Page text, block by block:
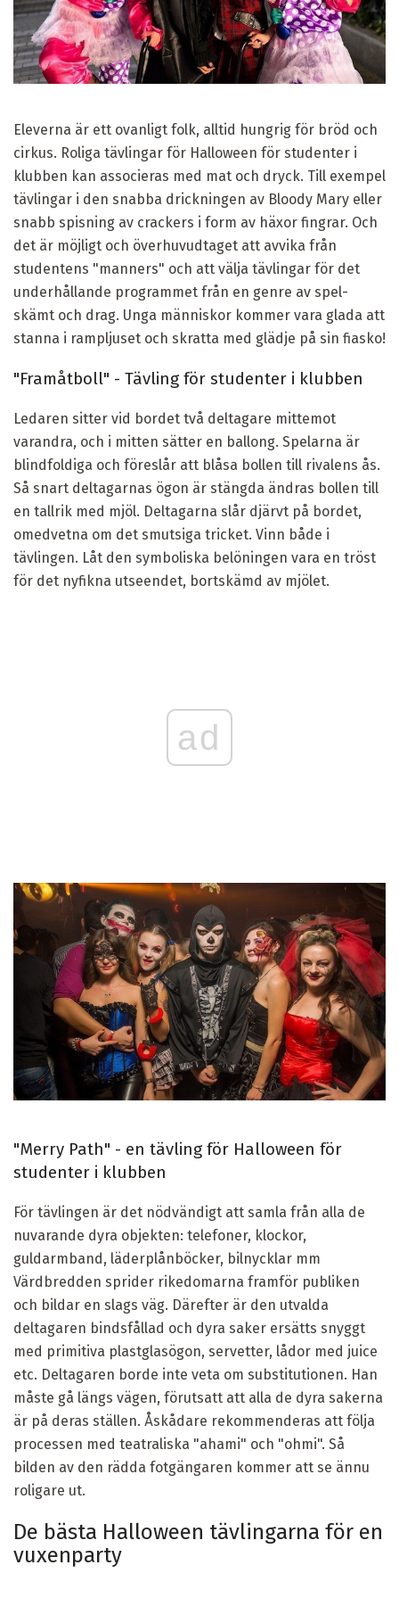
Eleverna är ett ovanligt folk, alltid hungrig för bröd och
cirkus. Roliga tävlingar för Halloween för studenter i
klubben kan associeras med mat och dryck. Till exempel
tävlingar i den snabba drickningen av Bloody Mary eller
snabb spisning av crackers i form av häxor fingrar. Och
det är möjligt och överhuvudtaget att avvika från
studentens "manners" och att välja tävlingar för det
underhållande programmet från en genre av spel-
skämt och drag. Unga människor kommer vara glada att
stanna i rampljuset och skratta med glädje på sin fiasko!
"Framåtboll" - Tävling för studenter i klubben
Ledaren sitter vid bordet två deltagare mittemot
varandra, och i mitten sätter en ballong. Spelarna är
blindfoldiga och föreslår att blåsa bollen till rivalens ås.
Så snart deltagarnas ögon är stängda ändras bollen till
en tallrik med mjöl. Deltagarna slår djärvt på bordet,
omedvetna om det smutsiga tricket. Vinn både i
tävlingen. Låt den symboliska belöningen vara en tröst
för det nyfikna utseendet, bortskämd av mjölet.
ad
"Merry Path" - en tävling för Halloween för
studenter i klubben
För tävlingen är det nödvändigt att samla från alla de
nuvarande dyra objekten: telefoner, klockor,
guldarmband, läderplånböcker, bilnycklar mm
Värdbredden sprider rikedomarna framför publiken
och bildar en slags väg. Därefter är den utvalda
deltagaren bindsfållad och dyra saker ersätts snyggt
med primitiva plastglasögon, servetter, lådor med juice
etc. Deltagaren borde inte veta om substitutionen. Han
måste gå längs vägen, förutsatt att alla de dyra sakerna
är på deras ställen. Åskådare rekommenderas att följa
processen med teatraliska "ahami" och "ohmi". Så
bilden av den rädda fotgängaren kommer att se ännu
roligare ut.
De bästa Halloween tävlingarna för en
vuxenparty